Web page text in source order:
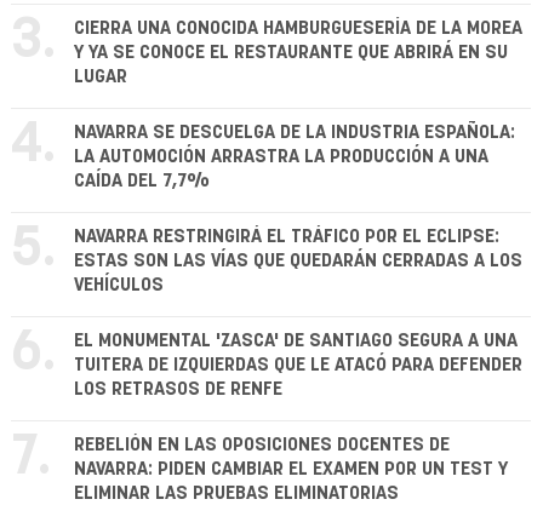
3.
CIERRA UNA CONOCIDA HAMBURGUESERÍA DE LA MOREA
Y YA SE CONOCE EL RESTAURANTE QUE ABRIRÁ EN SU
LUGAR
4.
NAVARRA SE DESCUELGA DE LA INDUSTRIA ESPAÑOLA:
LA AUTOMOCIÓN ARRASTRA LA PRODUCCIÓN A UNA
CAÍDA DEL 7,7%
5.
NAVARRA RESTRINGIRÁ EL TRÁFICO POR EL ECLIPSE:
ESTAS SON LAS VÍAS QUE QUEDARÁN CERRADAS A LOS
VEHÍCULOS
6.
EL MONUMENTAL 'ZASCA' DE SANTIAGO SEGURA A UNA
TUITERA DE IZQUIERDAS QUE LE ATACÓ PARA DEFENDER
LOS RETRASOS DE RENFE
7.
REBELIÓN EN LAS OPOSICIONES DOCENTES DE
NAVARRA: PIDEN CAMBIAR EL EXAMEN POR UN TEST Y
ELIMINAR LAS PRUEBAS ELIMINATORIAS